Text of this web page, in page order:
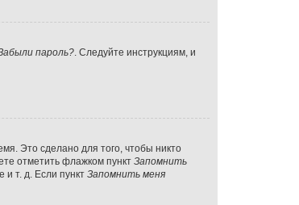
пароль?. Следуйте инструкциям, и
Это сделано для того, чтобы никто
отметить флажком пункт Запомнить
т. д. Если пункт Запомнить меня